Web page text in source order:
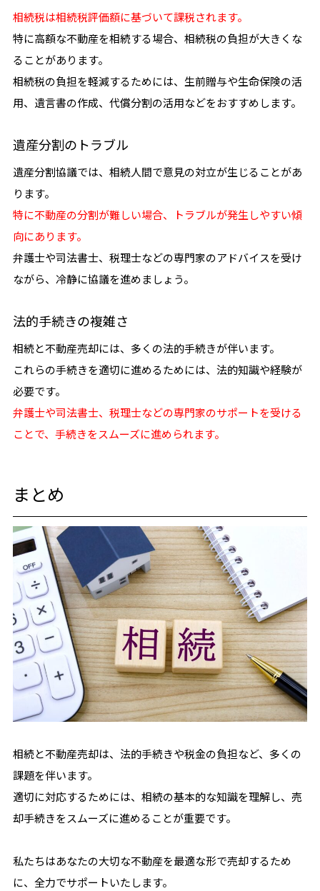
相続税は相続税評価額に基づいて課税されます。
特に高額な不動産を相続する場合、相続税の負担が大きくな
ることがあります。
相続税の負担を軽減するためには、生前贈与や生命保険の活
用、遺言書の作成、代償分割の活用などをおすすめします。
遺産分割のトラブル
遺産分割協議では、相続人間で意見の対立が生じることがあ
ります。
特に不動産の分割が難しい場合、トラブルが発生しやすい傾
向にあります。
弁護士や司法書士、税理士などの専門家のアドバイスを受け
ながら、冷静に協議を進めましょう。
法的手続きの複雑さ
相続と不動産売却には、多くの法的手続きが伴います。
これらの手続きを適切に進めるためには、法的知識や経験が
必要です。
弁護士や司法書士、税理士などの専門家のサポートを受ける
ことで、手続きをスムーズに進められます。
まとめ
相続と不動産売却は、法的手続きや税金の負担など、多くの
課題を伴います。
適切に対応するためには、相続の基本的な知識を理解し、売
却手続きをスムーズに進めることが重要です。
私たちはあなたの大切な不動産を最適な形で売却するため
に、全力でサポートいたします。